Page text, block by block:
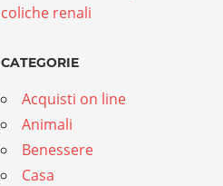
coliche renali
CATEGORIE
Acquisti on line
Animali
Benessere
Casa